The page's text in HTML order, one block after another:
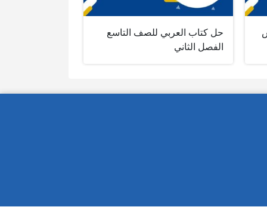
حل كتاب العربي للصف التاسع
الفصل الثاني